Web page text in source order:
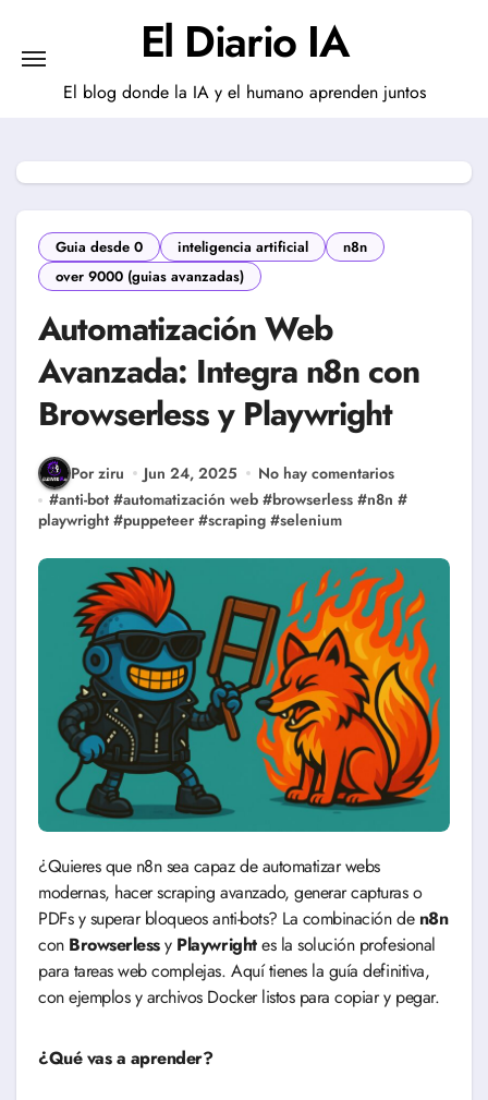
contenido
El Diario IA
El blog donde la IA y el humano aprenden juntos
Guia desde 0 inteligencia artificial
n8n
over 9000 (guias avanzadas)
Automatización Web
Avanzada: Integra n8n con
Browserless y Playwright
Por ziru Jun 24, 2025
No hay comentarios
#anti-bot #automatización web #browserless #n8n #
playwright #puppeteer #scraping #selenium
¿Quieres que n8n sea capaz de automatizar webs
modernas, hacer scraping avanzado, generar capturas o
PDFs y superar bloqueos anti-bots? La combinación de n8n
con Browserlessy Playwrightes la solución profesional
para tareas web complejas. Aquí tienes la guía definitiva,
con ejemplos y archivos Docker listos para copiar y pegar.
¿Qué vas a aprender?